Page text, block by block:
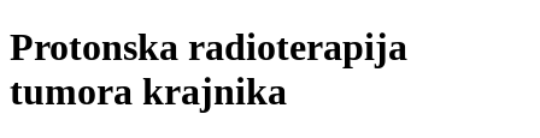
Protonska radioterapija
tumora krajnika